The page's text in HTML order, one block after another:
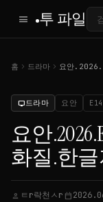
menu 투 파일
홈 chevron_right 드라마 chevron_right 요안
tv드라마 요안 E14
요안
화질.한
person ㅌr락천ㅅr calendar_today